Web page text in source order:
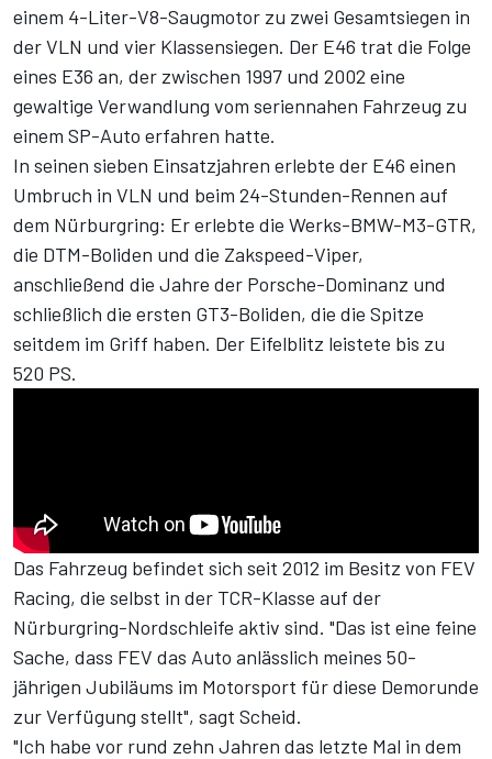
einem 4-Liter-V8-Saugmotor zu zwei Gesamtsiegen in
der VLN und vier Klassensiegen. Der E46 trat die Folge
eines E36 an, der zwischen 1997 und 2002 eine
gewaltige Verwandlung vom seriennahen Fahrzeug zu
einem SP-Auto erfahren hatte.
In seinen sieben Einsatzjahren erlebte der E46 einen
Umbruch in VLN und beim 24-Stunden-Rennen auf
dem Nürburgring: Er erlebte die Werks-BMW-M3-GTR,
die DTM-Boliden und die Zakspeed-Viper,
anschließend die Jahre der Porsche-Dominanz und
schließlich die ersten GT3-Boliden, die die Spitze
seitdem im Griff haben. Der Eifelblitz leistete bis zu
520 PS.
Das Fahrzeug befindet sich seit 2012 im Besitz von FEV
Racing, die selbst in der TCR-Klasse auf der
Nürburgring-Nordschleife aktiv sind. "Das ist eine feine
Sache, dass FEV das Auto anlässlich meines 50-
jährigen Jubiläums im Motorsport für diese Demorunde
zur Verfügung stellt", sagt Scheid.
"Ich habe vor rund zehn Jahren das letzte Mal in dem